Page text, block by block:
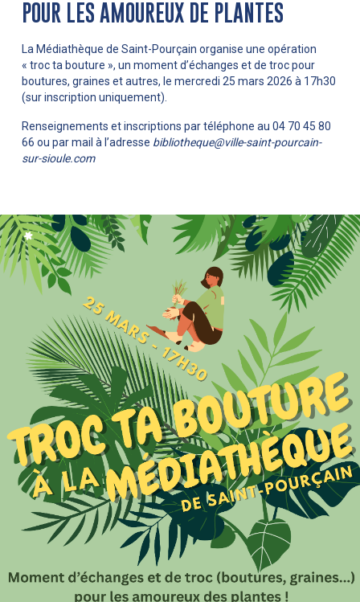
POUR LES AMOUREUX DE PLANTES
La Médiathèque de Saint-Pourçain organise une opération
« troc ta bouture », un moment d’échanges et de troc pour
boutures, graines et autres, le mercredi 25 mars 2026 à 17h30
(sur inscription uniquement).
Renseignements et inscriptions par téléphone au 04 70 45 80
66 ou par mail à l’adresse bibliotheque@ville-saint-pourcain-
sur-sioule.com